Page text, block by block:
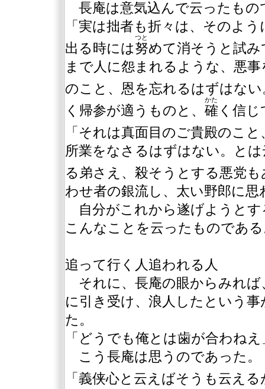
長庵は意気込んで云ったもの
「実は拙者も折々は、そのよ
出る時には努
つと
めて消そうと試
まで人に怨まれるような、悪
のこと、恩を忘れるはずはな
く帰参が適うものと、 確
かた
く信
「それは真面目のご貴殿のこと
所業をなさるはずはない。と
る弟さえ、殺そうとする悪党も
わせ者の銀流し、太い野郎に
自分がこれから遂げようとす
こんなことを云ったものであ
追って行く人追われる人
それに、長庵の眼からみれば
に引き受け、浪人したという
た。
「どうでも俺とは歯が合わねえ
こう長庵は思うのであった。
「義侠心と云えばそうも云え